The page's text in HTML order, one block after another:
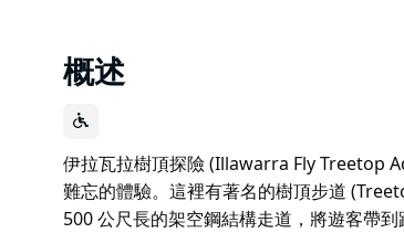
概述
伊拉瓦拉樹頂探險 (Illawarra Fly Treetop
難忘的體驗。這裡有著名的樹頂步道
500 公尺長的架空鋼結構走道，將遊客帶